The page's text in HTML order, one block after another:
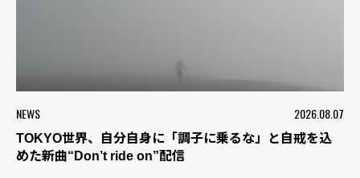
NEWS 2026.08.07
TOKYO世界、自分自身に「調子に乗るな」と自戒を込
めた新曲“Don’t ride on”配信